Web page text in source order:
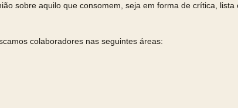
sobre aquilo que consomem, seja em forma de crítica,
colaboradores nas seguintes áreas: